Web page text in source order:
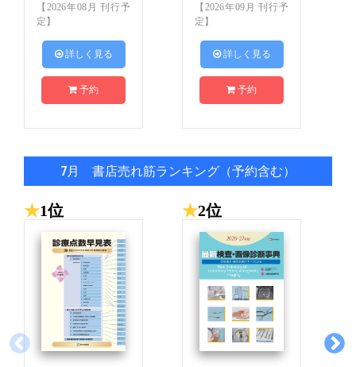
【2026年08月 刊行予
定】
 詳しく見る
予約
【2026年09月 刊行予
定】
 詳しく見る
予約
7月 書店売れ筋ランキング（予約含む）
★1位 ★2位